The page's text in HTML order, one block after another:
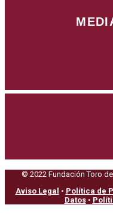
© 2022 Fundación Toro
Aviso Legal • Política de
Datos•